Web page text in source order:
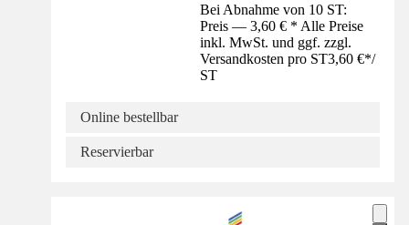
Bei Abnahme von 10 ST:
Preis — 3,60 € * Alle Preise
inkl. MwSt. und ggf. zzgl.
Versandkosten pro ST3,60 €*/
ST
Online bestellbar
Reservierbar